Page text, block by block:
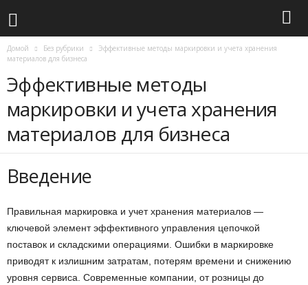
Домой Без рубрики
Эффективные методы маркировки и учета хранения
материалов для бизнеса
Эффективные методы
маркировки и учета хранения
материалов для бизнеса
Введение
Правильная маркировка и учет хранения материалов —
ключевой элемент эффективного управления цепочкой
поставок и складскими операциями. Ошибки в маркировке
приводят к излишним затратам, потерям времени и снижению
уровня сервиса. Современные компании, от розницы до